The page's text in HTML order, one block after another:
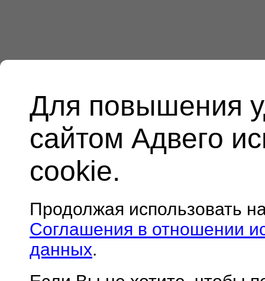
Для повышения
сайтом Адвего
cookie.
Продолжая использовать
Соглашения в отношении
данных.